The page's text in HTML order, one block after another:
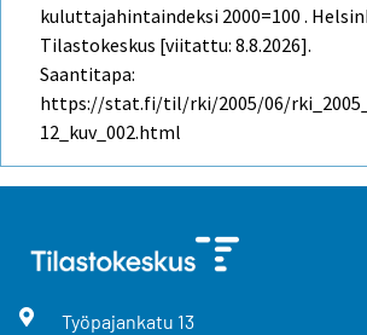
kuluttajahintaindeksi 2000=100 .
Tilastokeskus [viitattu: 8.8.2026].
Saantitapa:
https://stat.fi/til/rki/2005/06/
12_kuv_002.html
Työpajankatu 13